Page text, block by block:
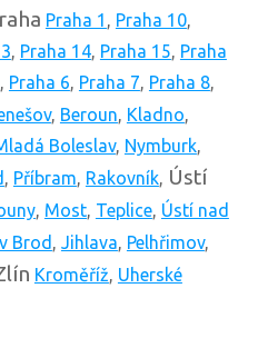
Praha 1 , Praha 10,
, Praha 14, Praha 15, Praha
, Praha 6, Praha 7, Praha 8,
, Beroun, Kladno,
Boleslav, Nymburk,
, Příbram, Rakovník, Ústí
, Most, Teplice, Ústí nad
Brod , Jihlava, Pelhřimov,
Kroměříž, Uherské